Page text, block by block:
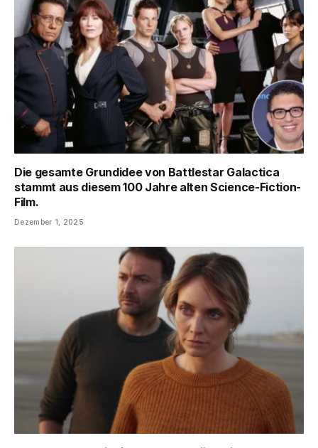
Die gesamte Grundidee von Battlestar Galactica
stammt aus diesem 100 Jahre alten Science-Fiction-
Film.
Dezember 1, 2025